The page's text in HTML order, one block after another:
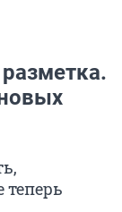
теперь